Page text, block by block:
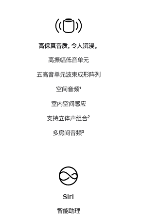
高保真音质，令人沉浸。
高振幅低音单元
五高音单元波束成形阵列
空间音频脚
¹
室内空间感应
支持立体声组合脚
²
多房间音频脚
³
Siri
智能助理